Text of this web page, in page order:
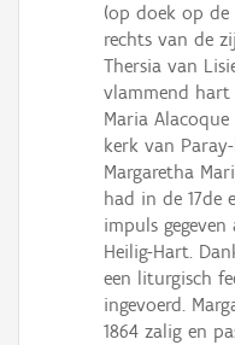
(op doek op de
rechts van de
Thersia van
vlammend
Maria
kerk van
Margaretha
had in de 17de
impuls
Heilig-Hart.
een liturgisch
ingevoerd.
1864 zalig en